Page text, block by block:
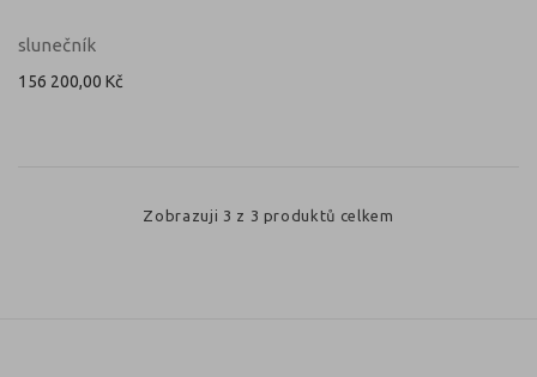
slunečník
156 200,00 Kč
Zobrazuji 3 z 3 produktů celkem